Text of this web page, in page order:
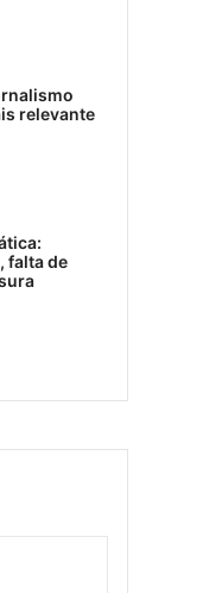
relevante
falta de